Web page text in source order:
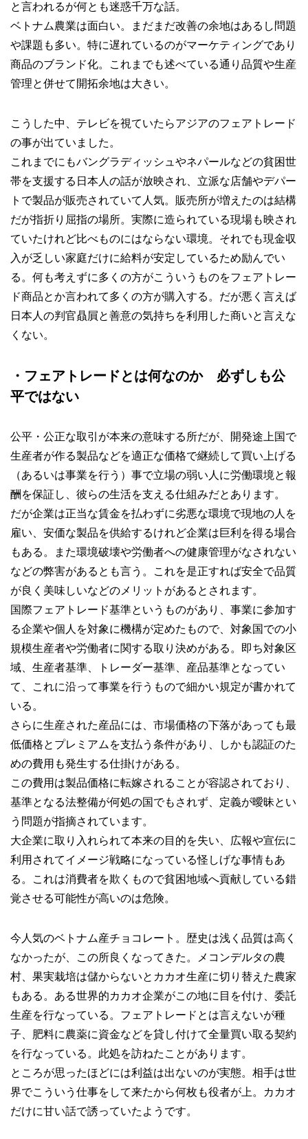
と言われるが何とも迷惑千万な話。
ベトナム農業は面白い。まだまだ改善の余地はあるし問題
や課題も多い。特に遅れているのがマーケティングであり
商品のブランド化。これまでも述べている通り品質や生産
管理と併せて開拓余地は大きい。
こうした中、テレビを視ていたらアジアのフェアトレード
の事が出ていました。
これまでにもバングラディッシュやネパールなどの貧困世
帯を支援する日本人の話が放映され、立派な店舗やデパー
トで製品が販売されていて人気。販売所が増えたのは結構
だが指折り屈指の場所。実際に造られている現場も映され
ていたけれど比べものにはならない環境。それでも現金収
入が乏しい家庭だけに給料が安定しているため励んでい
る。何も考えずに多くの方がこういうものをフェアトレー
ド商品とか言われて多くの方が購入する。だが悪く言えば
日本人の判官贔屓と善意の気持ちを利用した商いと言えな
くない。
・フェアトレードとは何なのか 必ずしも公
平ではない
公平・公正な取引が本来の意味する所だが、開発途上国で
生産者が作る製品などを適正な価格で継続して買い上げる
（あるいは事業を行う）事で立場の弱い人に労働環境と報
酬を保証し、彼らの生活を支える仕組みだとあります。
だが企業は正当な賃金を払わずに劣悪な環境で現地の人を
雇い、安価な製品を供給するけれど企業は巨利を得る場合
もある。また環境破壊や労働者への健康管理がなされない
などの弊害があるとも言う。これを是正すれば安全で品質
が良く美味しいなどのメリットがあるとされます。
国際フェアトレード基準というものがあり、事業に参加す
る企業や個人を対象に機構が定めたもので、対象国での小
規模生産者や労働者に関する取り決めがある。即ち対象区
域、生産者基準、トレーダー基準、産品基準となってい
て、これに沿って事業を行うもので細かい規定が書かれて
いる。
さらに生産された産品には、市場価格の下落があっても最
低価格とプレミアムを支払う条件があり、しかも認証のた
めの費用も発生する仕掛けがある。
この費用は製品価格に転嫁されることが容認されており、
基準となる法整備が何処の国でもされず、定義が曖昧とい
う問題が指摘されています。
大企業に取り入れられて本来の目的を失い、広報や宣伝に
利用されてイメージ戦略になっている怪しげな事情もあ
る。これは消費者を欺くもので貧困地域へ貢献している錯
覚させる可能性が高いのは危険。
今人気のベトナム産チョコレート。歴史は浅く品質は高く
なかったが、この所良くなってきた。メコンデルタの農
村、果実栽培は儲からないとカカオ生産に切り替えた農家
もある。ある世界的カカオ企業がこの地に目を付け、委託
生産を行なっている。フェアトレードとは言えないが種
子、肥料に農薬に資金などを貸し付けて全量買い取る契約
を行なっている。此処を訪ねたことがあります。
ところが思ったほどには利益は出ないのが実態。相手は世
界でこういう仕事をして来たから何枚も役者が上。カカオ
だけに甘い話で誘っていたようです。